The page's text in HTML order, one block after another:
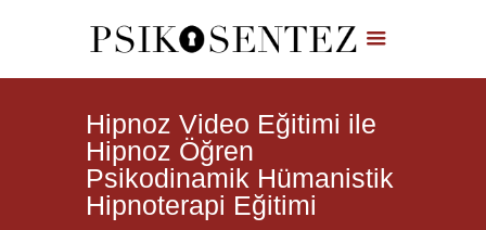
Hipnoz Video Eğitimi ile
Hipnoz Öğren
Psikodinamik Hümanistik
Hipnoterapi Eğitimi